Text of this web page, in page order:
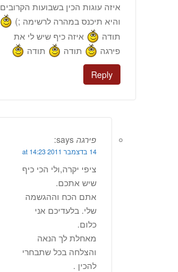
איזה עוגות הכין בשבועות הקרובים
והיא תיכנס במהרה לרשימה ;)
תודה
איזה כיף שיש לי את
פירגה
תודה
תודה
Reply
פירגה says:
14 בדצמבר 2011 at 14:23
ציפי יקרה,ולי הכי כיף
שיש אתכם.
אתם הכח וההגשמה
שלי. בלעדיכם אני
כלום.
מאחלת לך הנאה
והצלחה בכל שתבחרי
להכין .